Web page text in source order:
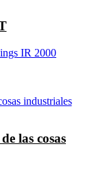
IR 2000
las cosas